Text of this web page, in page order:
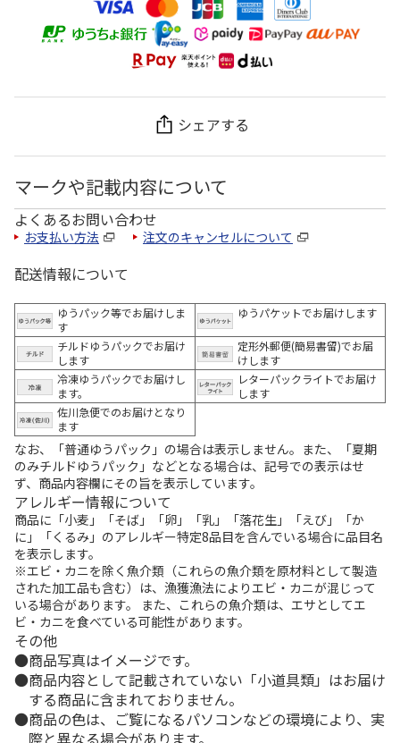
シェアする
マークや記載内容について
よくあるお問い合わせ
お支払い方法 注文のキャンセルについて
配送情報について
ゆうパック等でお届けしま
す
ゆうパケットでお届けします
チルドゆうパックでお届け
します
定形外郵便(簡易書留)でお届
けします
冷凍ゆうパックでお届けし
ます。
レターパックライトでお届け
します
佐川急便でのお届けとなり
ます
なお、「普通ゆうパック」の場合は表示しません。また、「夏期
のみチルドゆうパック」などとなる場合は、記号での表示はせ
ず、商品内容欄にその旨を表示しています。
アレルギー情報について
商品に「小麦」「そば」「卵」「乳」「落花生」「えび」「か
に」「くるみ」のアレルギー特定8品目を含んでいる場合に品目名
を表示します。
※エビ・カニを除く魚介類（これらの魚介類を原材料として製造
された加工品も含む）は、漁獲漁法によりエビ・カニが混じって
いる場合があります。 また、これらの魚介類は、エサとしてエ
ビ・カニを食べている可能性があります。
その他
商品写真はイメージです。
商品内容として記載されていない「小道具類」はお届け
する商品に含まれておりません。
商品の色は、ご覧になるパソコンなどの環境により、実
際と異なる場合があります。